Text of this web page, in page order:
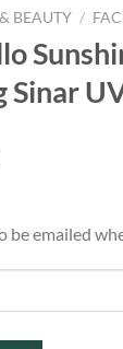
BEAUTY /
Sinar
be emailed